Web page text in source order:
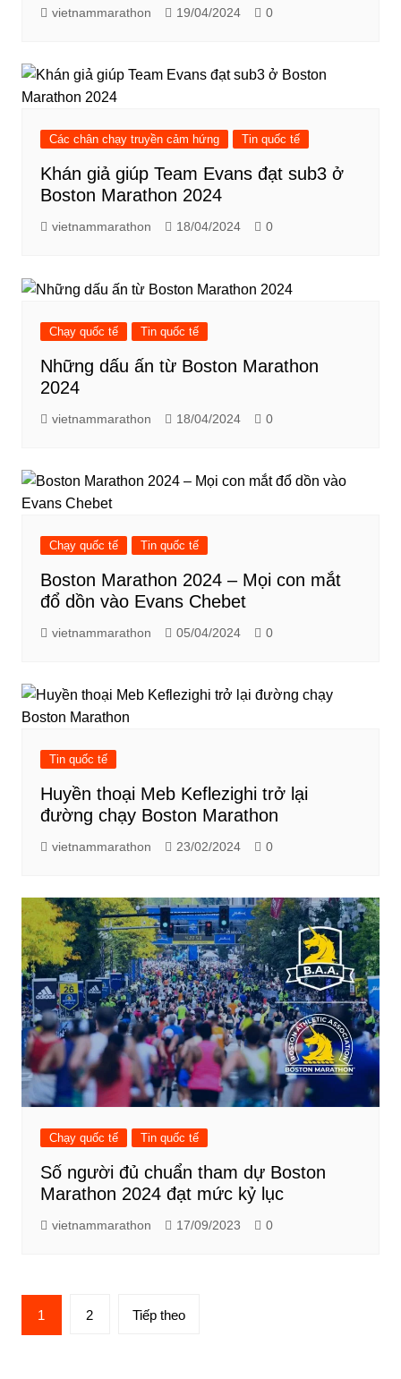
vietnammarathon 19/04/2024 0
Các chân chạy truyền cảm hứng Tin quốc tế
Khán giả giúp Team Evans đạt sub3 ở
Boston Marathon 2024
vietnammarathon 18/04/2024 0
Chạy quốc tế Tin quốc tế
Những dấu ấn từ Boston Marathon
2024
vietnammarathon 18/04/2024 0
Chạy quốc tế Tin quốc tế
Boston Marathon 2024 – Mọi con mắt
đổ dồn vào Evans Chebet
vietnammarathon 05/04/2024 0
Tin quốc tế
Huyền thoại Meb Keflezighi trở lại
đường chạy Boston Marathon
vietnammarathon 23/02/2024 0
Chạy quốc tế Tin quốc tế
Số người đủ chuẩn tham dự Boston
Marathon 2024 đạt mức kỷ lục
vietnammarathon 17/09/2023 0
Phân
trang
1 2 Tiếp theo